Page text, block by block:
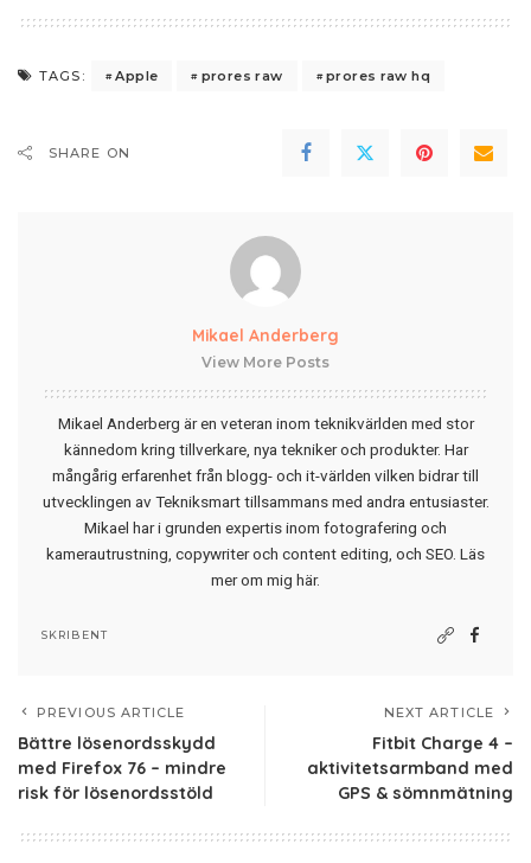
TAGS: Apple prores raw prores raw hq
SHARE ON
Mikael Anderberg
View More Posts
Mikael Anderberg är en veteran inom teknikvärlden med stor
kännedom kring tillverkare, nya tekniker och produkter. Har
mångårig erfarenhet från blogg- och it-världen vilken bidrar till
utvecklingen av Tekniksmart tillsammans med andra entusiaster.
Mikael har i grunden expertis inom fotografering och
kamerautrustning, copywriter och content editing, och SEO. Läs
mer om mig här.
SKRIBENT
PREVIOUS ARTICLE
Bättre lösenordsskydd
med Firefox 76 – mindre
risk för lösenordsstöld
NEXT ARTICLE
Fitbit Charge 4 –
aktivitetsarmband med
GPS & sömnmätning